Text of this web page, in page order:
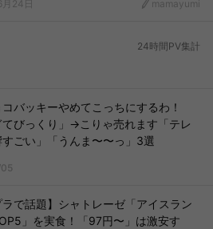
24日 mamayumi
24時間PV集計
バッキーやめてこっちにするわ！
てびっくり」→こりゃ売れます「テレ
すごい」「うんま〜〜っ」3選
ラで話題】シャトレーゼ「アイスラン
」を実食！「97円〜」は激安す